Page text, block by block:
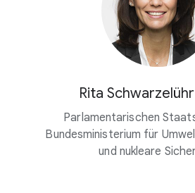
Rita
Parlamentarischen
Bundesministerium für
und nukleare